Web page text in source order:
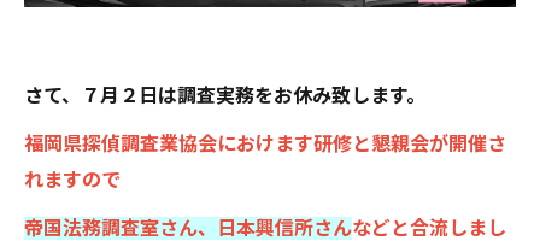
さて、７月２日は調査実務をお休み致します。
福岡県探偵調査業協会におけます研修と懇親会が開催さ
れますので
帝国法務調査室さん、日本興信所さんなどと合流しまし